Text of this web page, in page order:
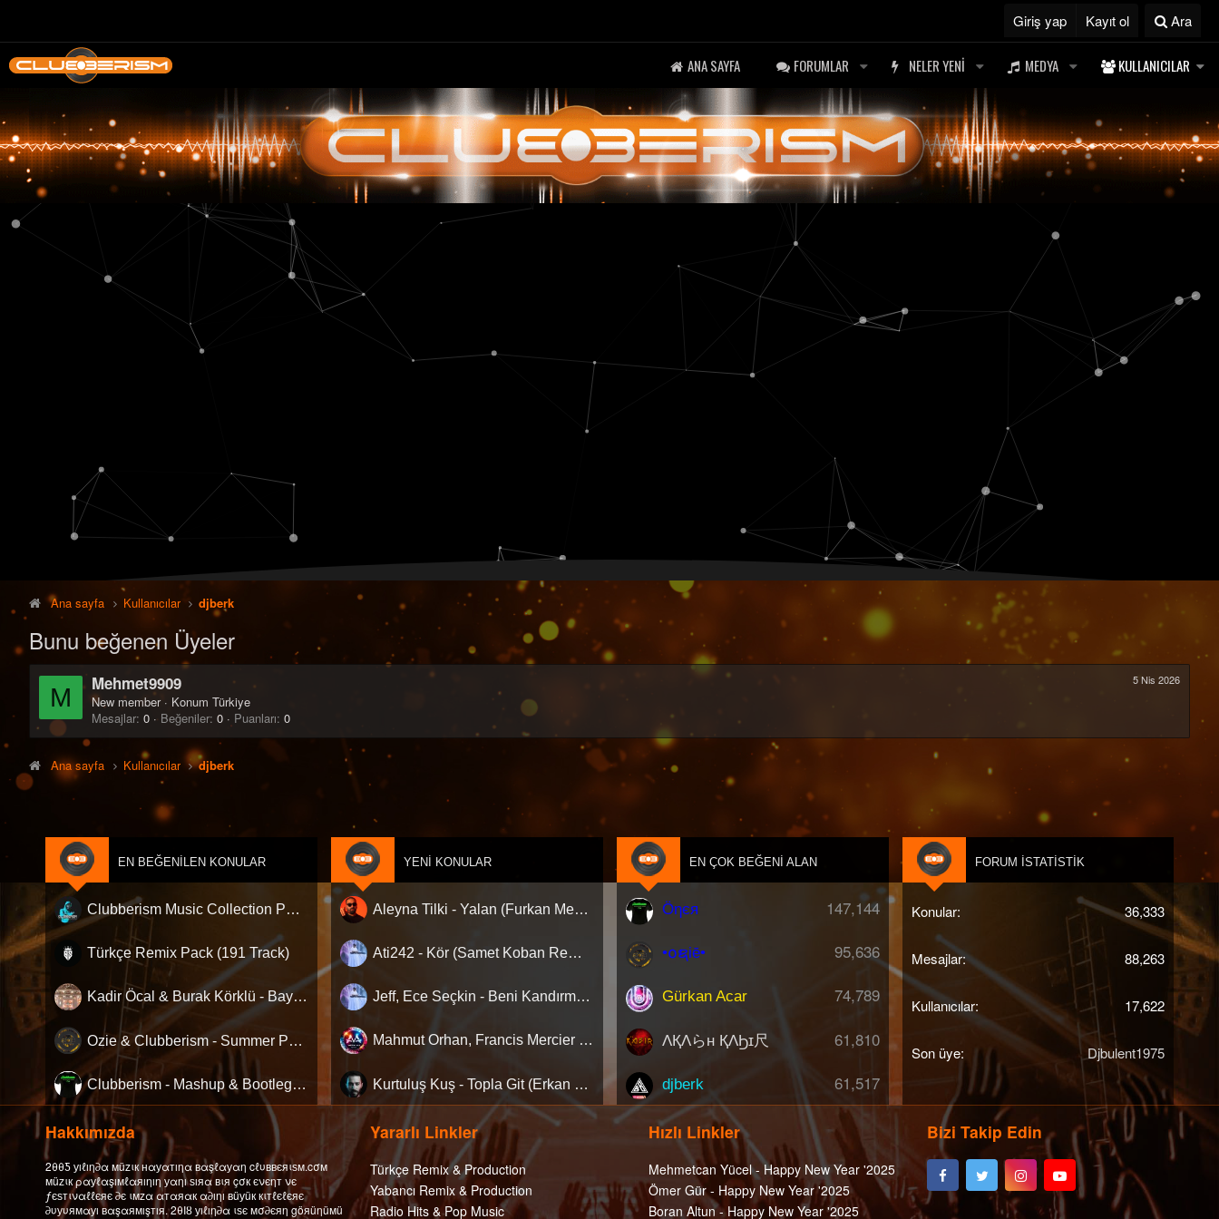
Giriş yap Kayıt ol Ara
ANA SAYFA FORUMLAR NELER YENI MEDYA KULLANICILAR
Ana sayfa Kullanıcılar djberk
Bunu beğenen Üyeler
M
5 Nis 2026
Mehmet9909
New member · Konum Türkiye
Mesajlar 0 Beğeniler 0 Puanları 0
Ana sayfa Kullanıcılar djberk
EN BEĞENILEN KONULAR
Clubberism Music Collection Pack Vol. 4 | by ʍ͝ʌʀco͜ ʌɴϯσɴio ҇
Türkçe Remix Pack (191 Track)
Kadir Öcal & Burak Körklü - Bayrama Özel Pack
Ozie & Clubberism - Summer Pack Vol.1
Clubberism - Mashup & Bootleg Pack
YENI KONULAR
Aleyna Tilki - Yalan (Furkan Mengi & AUŞ Remix)[Extended Version]
Ati242 - Kör (Samet Koban Remix)
Jeff, Ece Seçkin - Beni Kandırmışsın (Samet Koban Remix)
Mahmut Orhan, Francis Mercier - Sadete(MAUZY)
Kurtuluş Kuş - Topla Git (Erkan KILIÇ Remix) [Extended]
EN ÇOK BEĞENI ALAN
147,144
Öηєя
95,636
•໐ຊiē•
74,789
Gürkan Acar
61,810
ΛҚΛらн ҚΛϦɪ尺
61,517
djberk
FORUM İSTATISTIK
Konular 36,333
Mesajlar 88,263
Kullanıcılar 17,622
Son üye Djbulent1975
Hakkımızda
2θθƼ уıℓıη∂α мüzιк нαуαтıηα вαşℓαуαη cℓυввєяιѕм.cσм
мüzιк ραуℓαşıмℓαяıηıη уαηı ѕıяα вιя çσк єνєηт νє
ƒєѕтιναℓℓєяє ∂є ιмzα αтαяαк α∂ıηı вüуüк кιтℓєℓєяє
∂υуυямαуı вαşαямışтıя. 2θΙȣ уıℓıη∂α ιѕє мσ∂єяη göяüηüмü
Yararlı Linkler
Türkçe Remix & Production
Yabancı Remix & Production
Radio Hits & Pop Music
Hızlı Linkler
Mehmetcan Yücel - Happy New Year '2025
Ömer Gür - Happy New Year '2025
Boran Altun - Happy New Year '2025
Bizi Takip Edin